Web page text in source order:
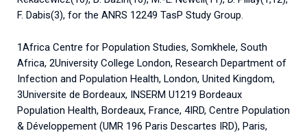
F. Dabis(3), for the ANRS 12249 TasP Study Group.
1Africa Centre for Population Studies, Somkhele, South
Africa, 2University College London, Research Department of
Infection and Population Health, London, United Kingdom,
3Universite de Bordeaux, INSERM U1219 Bordeaux
Population Health, Bordeaux, France, 4IRD, Centre Population
& Développement (UMR 196 Paris Descartes IRD), Paris,